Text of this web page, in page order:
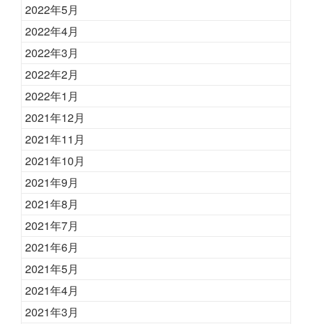
2022年5月
2022年4月
2022年3月
2022年2月
2022年1月
2021年12月
2021年11月
2021年10月
2021年9月
2021年8月
2021年7月
2021年6月
2021年5月
2021年4月
2021年3月